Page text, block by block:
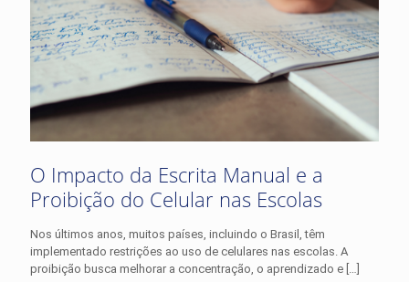
O Impacto da Escrita Manual e a
Proibição do Celular nas Escolas
Nos últimos anos, muitos países, incluindo o Brasil, têm
implementado restrições ao uso de celulares nas escolas. A
proibição busca melhorar a concentração, o aprendizado e […]